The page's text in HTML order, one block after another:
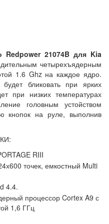
Redpower 21074B для Kia
четырехъядерным
1.6 Ghz на каждое ядро.
бликовать при ярких
при низких температурах
головным устойством
кнопок на руле, выполнив
RIII
точек, емкостный Multi
4.4.
процессор Cortex A9 с
1,6 ГГц